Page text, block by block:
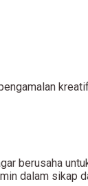
berusaha
dalam sikap